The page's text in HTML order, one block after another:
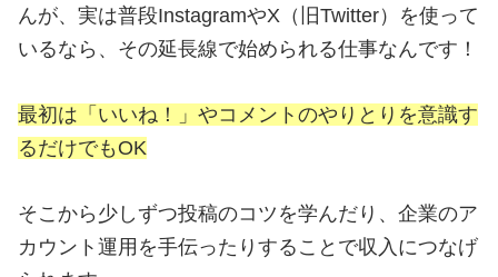
んが、実は普段InstagramやX（旧Twitter）を使って
いるなら、その延長線で始められる仕事なんです！
最初は「いいね！」やコメントのやりとりを意識す
るだけでもOK
そこから少しずつ投稿のコツを学んだり、企業のア
カウント運用を手伝ったりすることで収入につなげ